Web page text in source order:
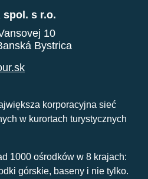
spol. s r.o.
10
Bystrica
korporacyjna sieć
w kurortach turystycznych
1000 ośrodków w 8 krajach:
górskie, baseny i nie tylko.